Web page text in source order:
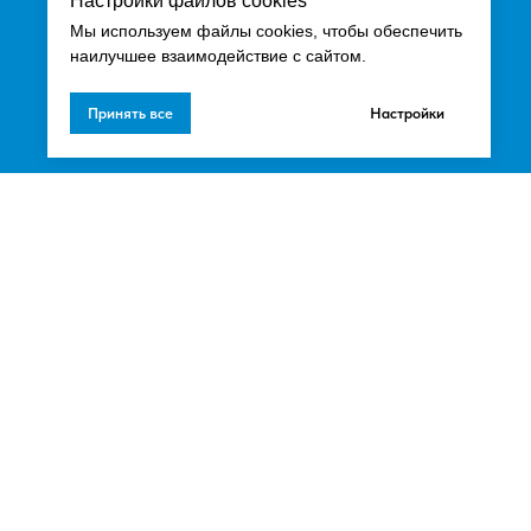
Мы используем файлы cookies, чтобы обеспечить
наилучшее взаимодействие с сайтом.
Принять все Настройки